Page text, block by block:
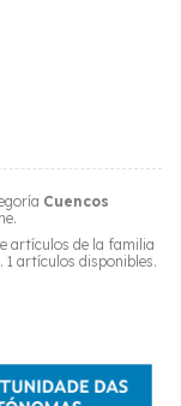
Cuencos
artículos de la familia
. 1 artículos disponibles.